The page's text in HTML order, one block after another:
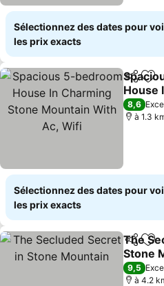
Sélectionnez des dates pour
les prix exacts
Partager
House
8,6
à 1.3
Sélectionnez des dates pour
les prix exacts
Partager
The
Stone
9,5
à 4.2